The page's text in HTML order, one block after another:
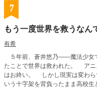
7
もう一度世界を救うなん
有希
５年前、蒼井悠乃――魔法少女
たことで世界は救われた。 アニメや漫画ならそこでエピローグを迎えて物語
はお終い。 しかし現実は変わらず続いてゆき、蒼井悠乃は魔王グリザイユと
いう十字架を背負ったまま高校